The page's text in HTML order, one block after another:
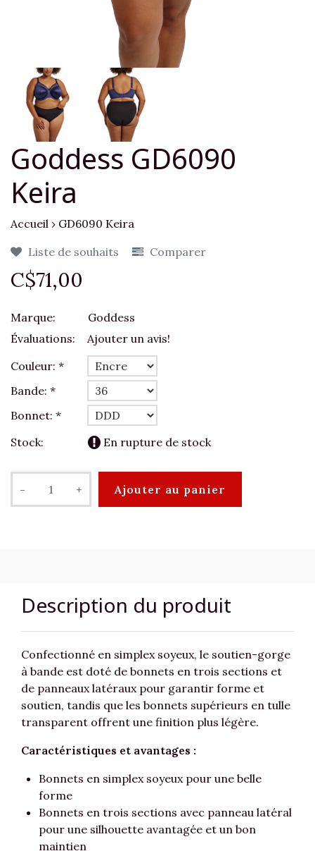
Goddess GD6090
Keira
Accueil › GD6090 Keira
Liste de souhaits
Comparer
C$71,00
Marque:
Goddess
Évaluations:
Ajouter un avis!
Couleur: *
Bande: *
Bonnet: *
Stock:
En rupture de stock
- + Ajouter au panier
Description du produit
Confectionné en simplex soyeux, le soutien-gorge
à bande est doté de bonnets en trois sections et
de panneaux latéraux pour garantir forme et
soutien, tandis que les bonnets supérieurs en tulle
transparent offrent une finition plus légère.
Caractéristiques et avantages :
Bonnets en simplex soyeux pour une belle
forme
Bonnets en trois sections avec panneau latéral
pour une silhouette avantagée et un bon
maintien